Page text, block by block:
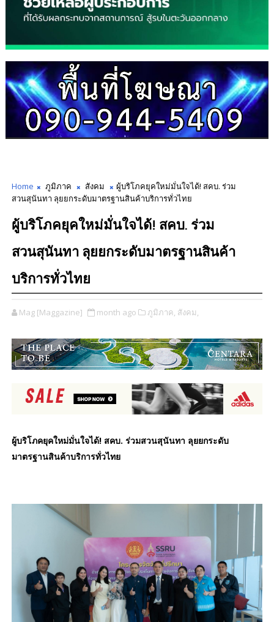
Home ภูมิภาค สังคม
ผู้บริโภคยุคใหม่มั่นใจได้! สคบ. ร่วม
สวนสุนันทา ลุยยกระดับมาตรฐานสินค้าบริการทั่วไทย
ผู้บริโภคยุคใหม่มั่นใจได้! สคบ. ร่วม
สวนสุนันทา ลุยยกระดับมาตรฐานสินค้า
บริการทั่วไทย
Mag [Maggazine] month ago ภูมิภาค, สังคม,
ผู้บริโภคยุคใหม่มั่นใจได้! สคบ. ร่วมสวนสุนันทา ลุยยกระดับ
มาตรฐานสินค้าบริการทั่วไทย